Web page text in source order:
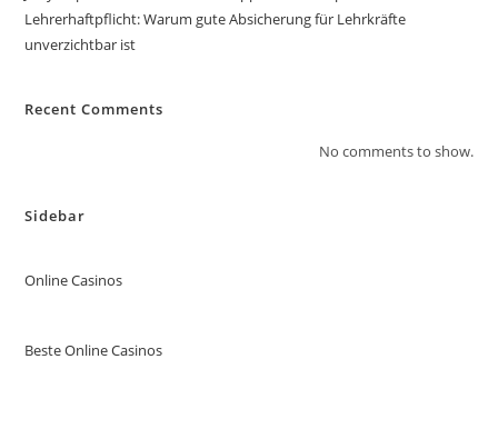
Lehrerhaftpflicht: Warum gute Absicherung für Lehrkräfte
unverzichtbar ist
Recent Comments
No comments to show.
Sidebar
Online Casinos
Beste Online Casinos